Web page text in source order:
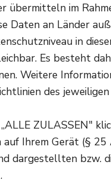
Die
halt. Liegt
nicht
eng stellen.
übermitteln im
Daten an Länder
in
Es besteht
Weitere
des
ZULASSEN"
auf Ihrem Gerät (§
dargestellten bzw.